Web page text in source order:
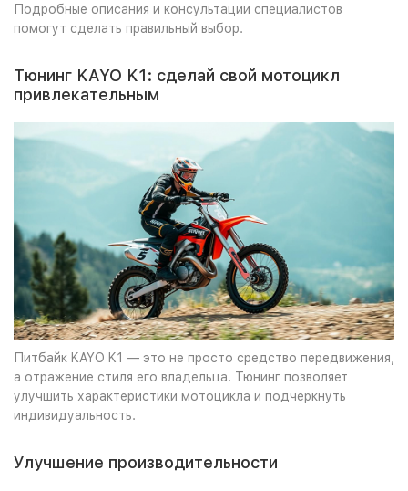
Подробные описания и консультации специалистов
помогут сделать правильный выбор.
Тюнинг KAYO K1: сделай свой мотоцикл
привлекательным
Питбайк KAYO K1 — это не просто средство передвижения,
а отражение стиля его владельца. Тюнинг позволяет
улучшить характеристики мотоцикла и подчеркнуть
индивидуальность.
Улучшение производительности